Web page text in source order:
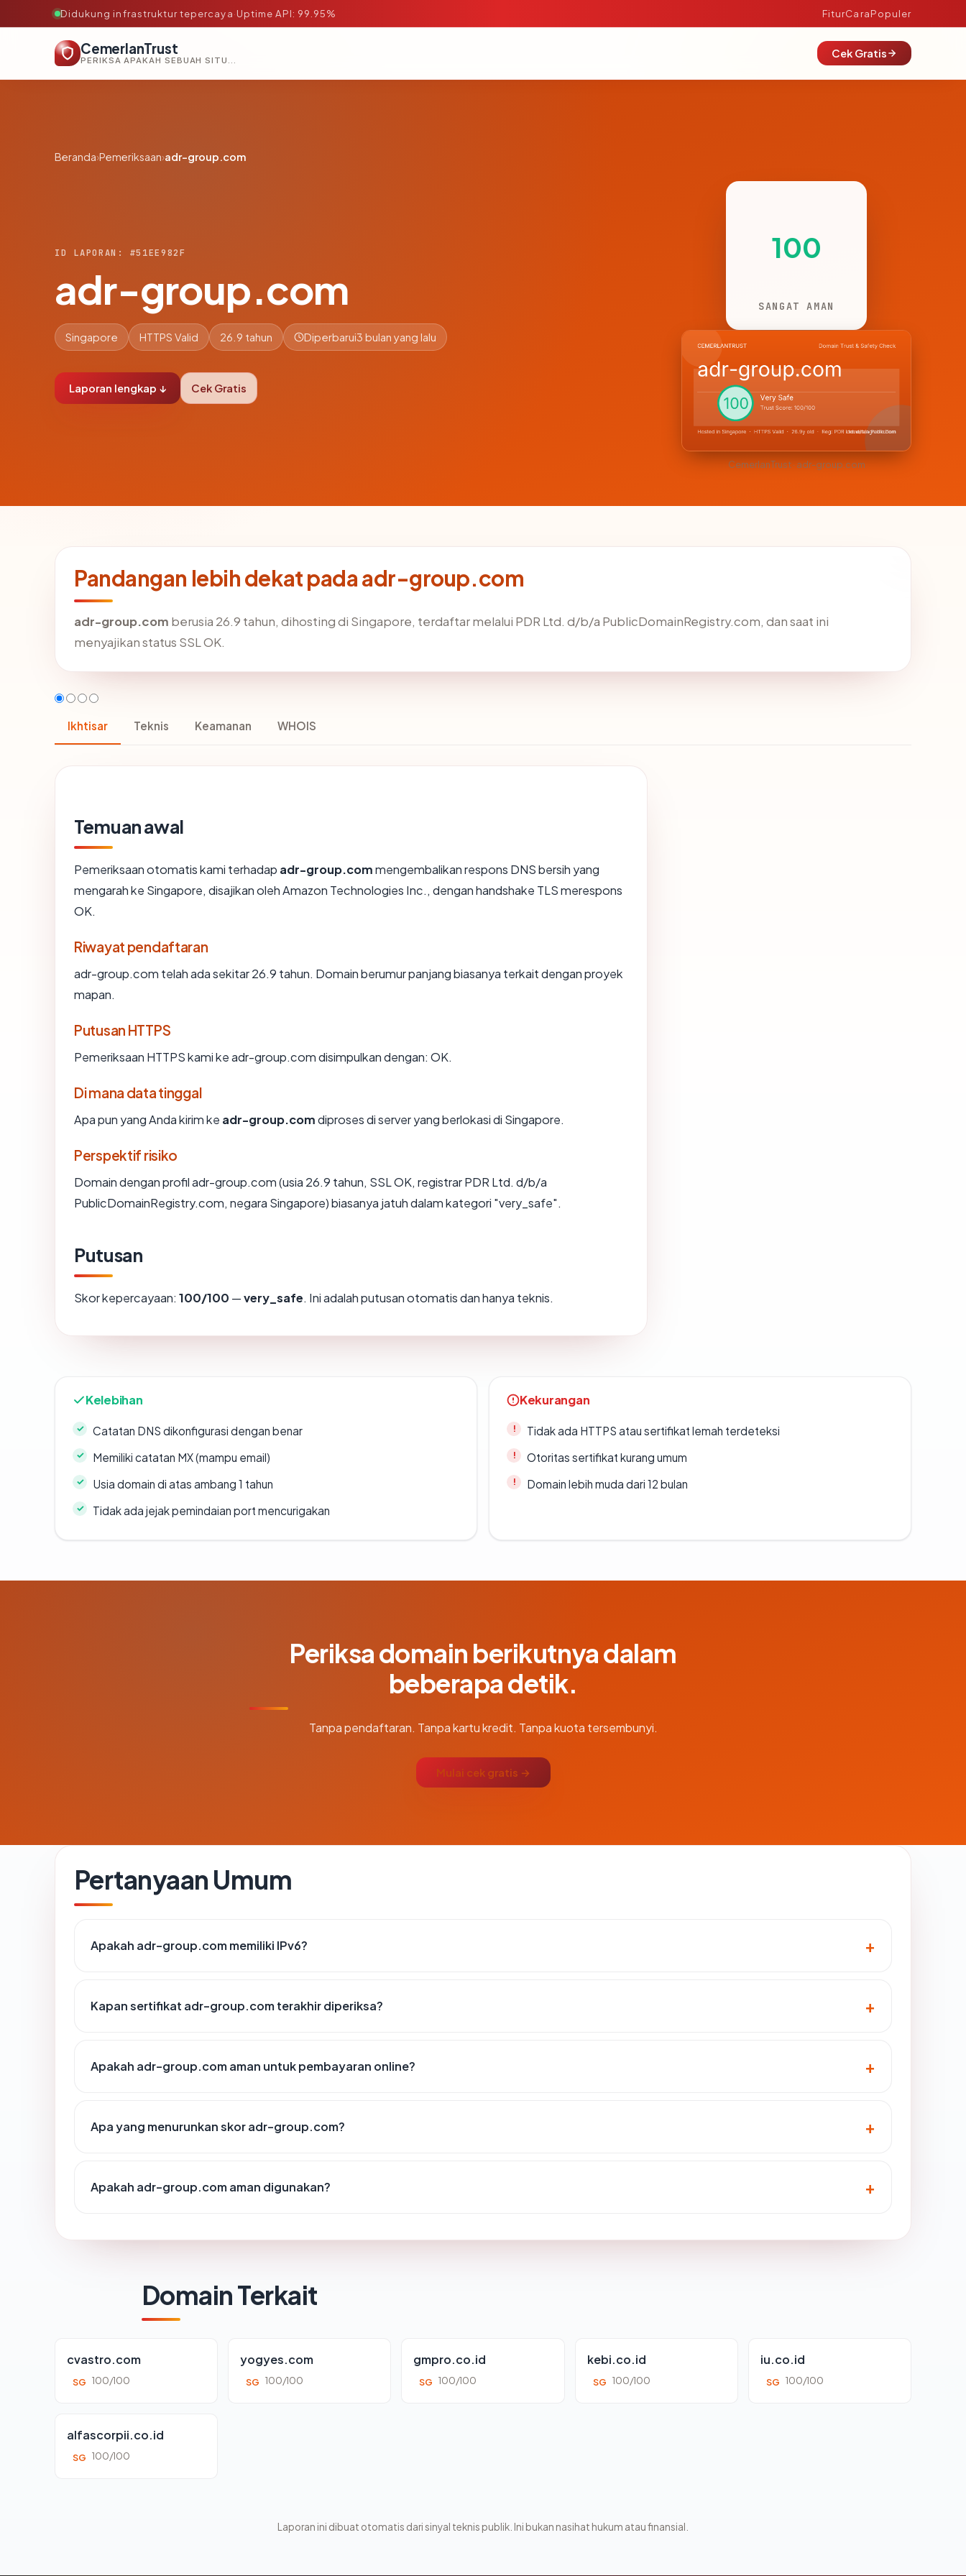
Didukung infrastruktur tepercaya·Uptime API: 99.95% FiturCaraPopuler
CemerlanTrust
PERIKSA APAKAH SEBUAH SITUS AMAN, TEPERCAYA, DAN TERVERIFIKASI DALAM HITUNGAN DETIK.
Cek Gratis
Beranda›Pemeriksaan›adr-group.com
ID LAPORAN: #51EE982F
adr-group.com
Singapore HTTPS Valid 26.9 tahun Diperbarui3 bulan yang lalu
Laporan lengkap ↓ Cek Gratis
100
SANGAT AMAN
CemerlanTrust · adr-group.com
Pandangan lebih dekat pada adr-group.com
adr-group.com berusia 26.9 tahun, dihosting di Singapore, terdaftar melalui PDR Ltd. d/b/a PublicDomainRegistry.com, dan saat ini
menyajikan status SSL OK.
Ikhtisar Teknis Keamanan WHOIS
Temuan awal
Pemeriksaan otomatis kami terhadap adr-group.commengembalikan respons DNS bersih yang
mengarah ke Singapore, disajikan oleh Amazon Technologies Inc., dengan handshake TLS merespons
OK.
Riwayat pendaftaran
adr-group.com telah ada sekitar 26.9 tahun. Domain berumur panjang biasanya terkait dengan proyek
mapan.
Putusan HTTPS
Pemeriksaan HTTPS kami ke adr-group.com disimpulkan dengan: OK.
Di mana data tinggal
Apa pun yang Anda kirim ke adr-group.comdiproses di server yang berlokasi di Singapore.
Perspektif risiko
Domain dengan profil adr-group.com (usia 26.9 tahun, SSL OK, registrar PDR Ltd. d/b/a
PublicDomainRegistry.com, negara Singapore) biasanya jatuh dalam kategori "very_safe".
Putusan
Skor kepercayaan: 100/100 —very_safe. Ini adalah putusan otomatis dan hanya teknis.
Kelebihan
Catatan DNS dikonfigurasi dengan benar
Memiliki catatan MX (mampu email)
Usia domain di atas ambang 1 tahun
Tidak ada jejak pemindaian port mencurigakan
Kekurangan
Tidak ada HTTPS atau sertifikat lemah terdeteksi
Otoritas sertifikat kurang umum
Domain lebih muda dari 12 bulan
Periksa domain berikutnya dalam
beberapa detik.
Tanpa pendaftaran. Tanpa kartu kredit. Tanpa kuota tersembunyi.
Mulai cek gratis →
Pertanyaan Umum
Apakah adr-group.com memiliki IPv6?
Kapan sertifikat adr-group.com terakhir diperiksa?
Apakah adr-group.com aman untuk pembayaran online?
Apa yang menurunkan skor adr-group.com?
Apakah adr-group.com aman digunakan?
Domain Terkait
cvastro.com
SG 100/100
yogyes.com
SG 100/100
gmpro.co.id
SG 100/100
kebi.co.id
SG 100/100
iu.co.id
SG 100/100
alfascorpii.co.id
SG 100/100
Laporan ini dibuat otomatis dari sinyal teknis publik. Ini bukan nasihat hukum atau finansial.